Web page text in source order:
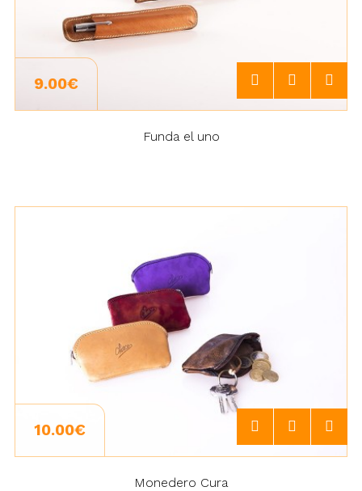
9.00€
Funda el uno
10.00€
Monedero Cura